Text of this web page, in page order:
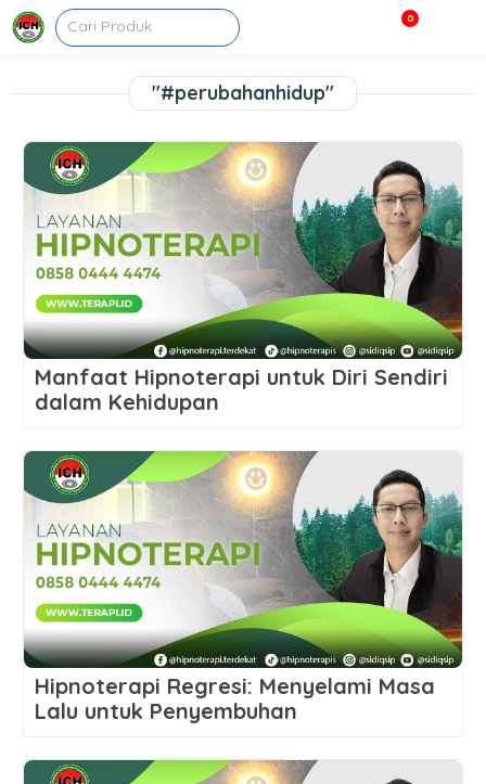
0
"#perubahanhidup"
Manfaat Hipnoterapi untuk Diri Sendiri
dalam Kehidupan
Hipnoterapi Regresi: Menyelami Masa
Lalu untuk Penyembuhan